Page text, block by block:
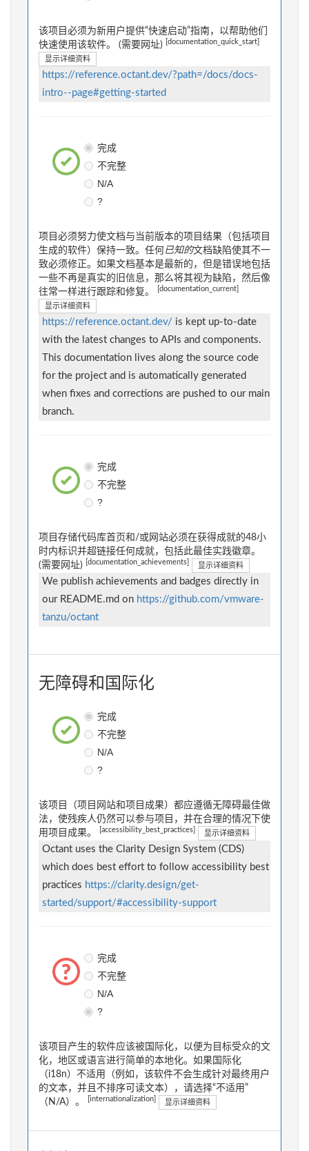
该项目必须为新用户提供“快速启动”指南，以帮助他们
快速使用该软件。 (需要网址)
[documentation_quick_start]
显示详细资料
https://reference.octant.dev/?path=/docs/docs-
intro--page#getting-started
完成
不完整
N/A
?
项目必须努力使文档与当前版本的项目结果（包括项目
生成的软件）保持一致。任何 已知的文档缺陷使其不一
致必须修正。如果文档基本是最新的，但是错误地包括
一些不再是真实的旧信息，那么将其视为缺陷，然后像
往常一样进行跟踪和修复。
[documentation_current]
显示详细资料
https://reference.octant.dev/ is kept up-to-date
with the latest changes to APIs and components.
This documentation lives along the source code
for the project and is automatically generated
when fixes and corrections are pushed to our main
branch.
完成
不完整
?
项目存储代码库首页和/或网站必须在获得成就的48小
时内标识并超链接任何成就，包括此最佳实践徽章。
(需要网址)
[documentation_achievements] 显示详细资料
We publish achievements and badges directly in
our README.md on https://github.com/vmware-
tanzu/octant
无障碍和国际化
完成
不完整
N/A
?
该项目（项目网站和项目成果）都应遵循无障碍最佳做
法，使残疾人仍然可以参与项目，并在合理的情况下使
用项目成果。
[accessibility_best_practices] 显示详细资料
Octant uses the Clarity Design System (CDS)
which does best effort to follow accessibility best
practices https://clarity.design/get-
started/support/#accessibility-support
完成
不完整
N/A
?
该项目产生的软件应该被国际化，以便为目标受众的文
化，地区或语言进行简单的本地化。如果国际化
（i18n）不适用（例如，该软件不会生成针对最终用户
的文本，并且不排序可读文本），请选择“不适用”
（N/A）。
[internationalization] 显示详细资料